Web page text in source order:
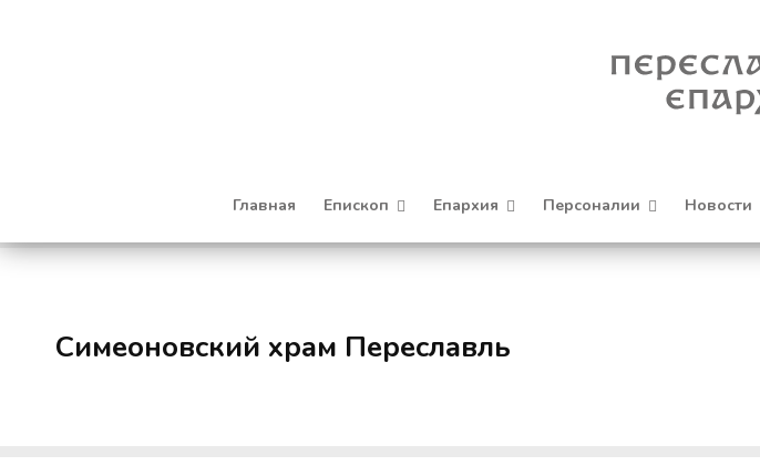
Главная Епископ Епархия Персоналии Новости
Симеоновский храм Переславль